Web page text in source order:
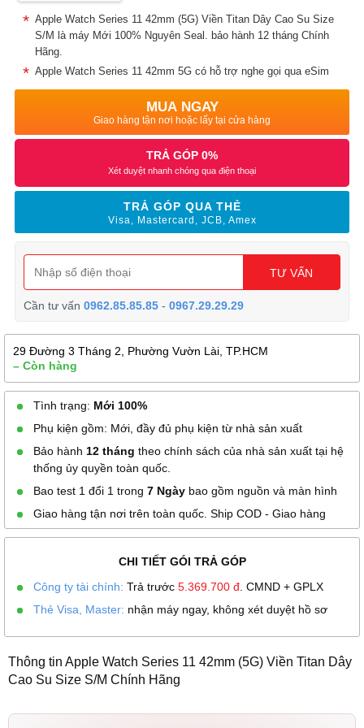
Apple Watch Series 11 42mm (5G) Viền Titan Dây Cao Su Size
S/M là máy Mới 100% Nguyên Seal. bảo hành 12 tháng Chính
Hãng.
Apple Watch Series 11 42mm 5G có hỗ trợ nghe gọi qua eSim
MUA NGAY
Giao hàng tận nơi hoặc lấy tại cửa hàng
TRẢ GÓP 0%
Xét duyệt nhanh chóng qua điện thoại
TRẢ GÓP QUA THẺ
Visa, Mastercard, JCB, Amex
TƯ VẤN
Cần tư vấn0962.85.85.85 -0967.29.29.29
29 Đường 3 Tháng 2, Phường Vườn Lài, TP.HCM
– Còn hàng
Tình trạng: Mới 100%
Phụ kiện gồm: Mới, đầy đủ phụ kiện từ nhà sản xuất
Bảo hành 12 tháng theo chính sách của nhà sản xuất tại hệ
thống ủy quyền toàn quốc.
Bao test 1 đổi 1 trong 7 Ngày bao gồm nguồn và màn hình
Giao hàng tận nơi trên toàn quốc. Ship COD - Giao hàng
CHI TIẾT GÓI TRẢ GÓP
Công ty tài chính: Trả trước 5.369.700 đ . CMND + GPLX
Thẻ Visa, Master: nhận máy ngay, không xét duyệt hồ sơ
Thông tin Apple Watch Series 11 42mm (5G) Viền Titan Dây
Cao Su Size S/M Chính Hãng